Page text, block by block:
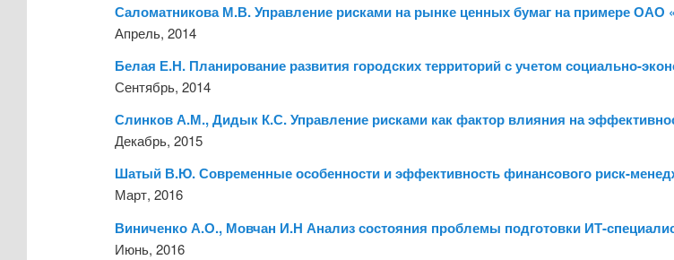
Саломатникова М.В. Управление рисками на рынке ценных бумаг на примере ОАО
Апрель, 2014
Белая Е.Н. Планирование развития городских территорий с учетом социально-
Сентябрь, 2014
Слинков А.М., Дидык К.С. Управление рисками как фактор влияния на
Декабрь, 2015
Шатый В.Ю. Современные особенности и эффективность финансового риск-
Март, 2016
Виниченко А.О., Мовчан И.Н Анализ состояния проблемы подготовки ИТ-
Июнь, 2016